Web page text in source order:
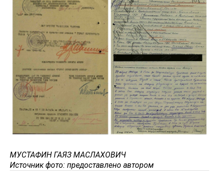
МУСТАФИН ГАЯЗ МАСЛАХОВИЧ
Источник фото: предоставлено автором